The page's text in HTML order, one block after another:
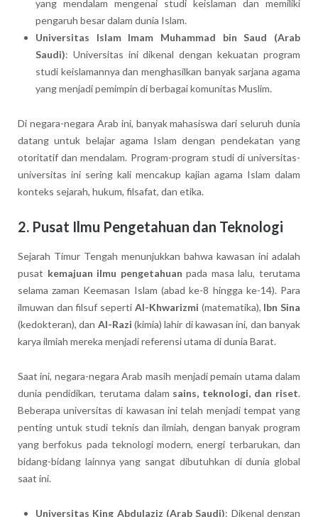
yang mendalam mengenai studi keislaman dan memiliki
pengaruh besar dalam dunia Islam.
Universitas Islam Imam Muhammad bin Saud (Arab
Saudi): Universitas ini dikenal dengan kekuatan program
studi keislamannya dan menghasilkan banyak sarjana agama
yang menjadi pemimpin di berbagai komunitas Muslim.
Di negara-negara Arab ini, banyak mahasiswa dari seluruh dunia
datang untuk belajar agama Islam dengan pendekatan yang
otoritatif dan mendalam. Program-program studi di universitas-
universitas ini sering kali mencakup kajian agama Islam dalam
konteks sejarah, hukum, filsafat, dan etika.
2. Pusat Ilmu Pengetahuan dan Teknologi
Sejarah Timur Tengah menunjukkan bahwa kawasan ini adalah
pusat kemajuan ilmu pengetahuan pada masa lalu, terutama
selama zaman Keemasan Islam (abad ke-8 hingga ke-14). Para
ilmuwan dan filsuf seperti Al-Khwarizmi (matematika), Ibn Sina
(kedokteran), dan Al-Razi (kimia) lahir di kawasan ini, dan banyak
karya ilmiah mereka menjadi referensi utama di dunia Barat.
Saat ini, negara-negara Arab masih menjadi pemain utama dalam
dunia pendidikan, terutama dalam sains, teknologi, dan riset.
Beberapa universitas di kawasan ini telah menjadi tempat yang
penting untuk studi teknis dan ilmiah, dengan banyak program
yang berfokus pada teknologi modern, energi terbarukan, dan
bidang-bidang lainnya yang sangat dibutuhkan di dunia global
saat ini.
Universitas King Abdulaziz (Arab Saudi): Dikenal dengan